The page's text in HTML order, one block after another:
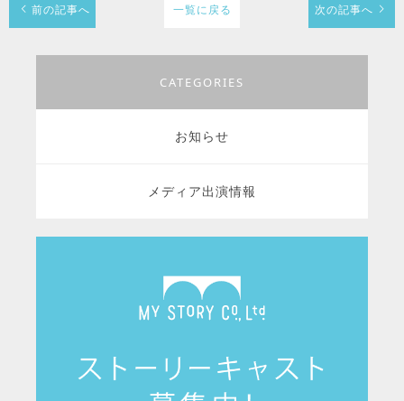
一覧に戻る
前の記事へ 次の記事へ
CATEGORIES
お知らせ
メディア出演情報